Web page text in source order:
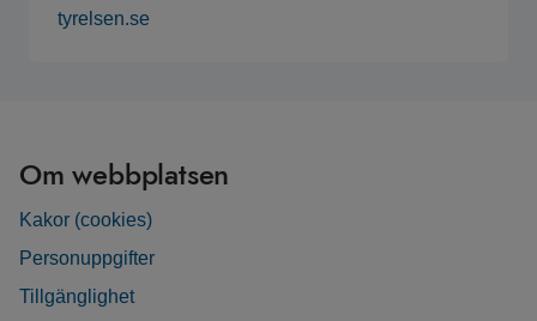
tyrelsen.se
Om webbplatsen
Kakor (cookies)
Personuppgifter
Tillgänglighet